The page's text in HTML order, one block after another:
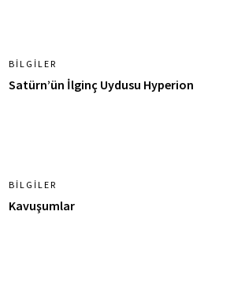
BILGILER
Satürn’ün İlginç Uydusu Hyperion
BILGILER
Kavuşumlar